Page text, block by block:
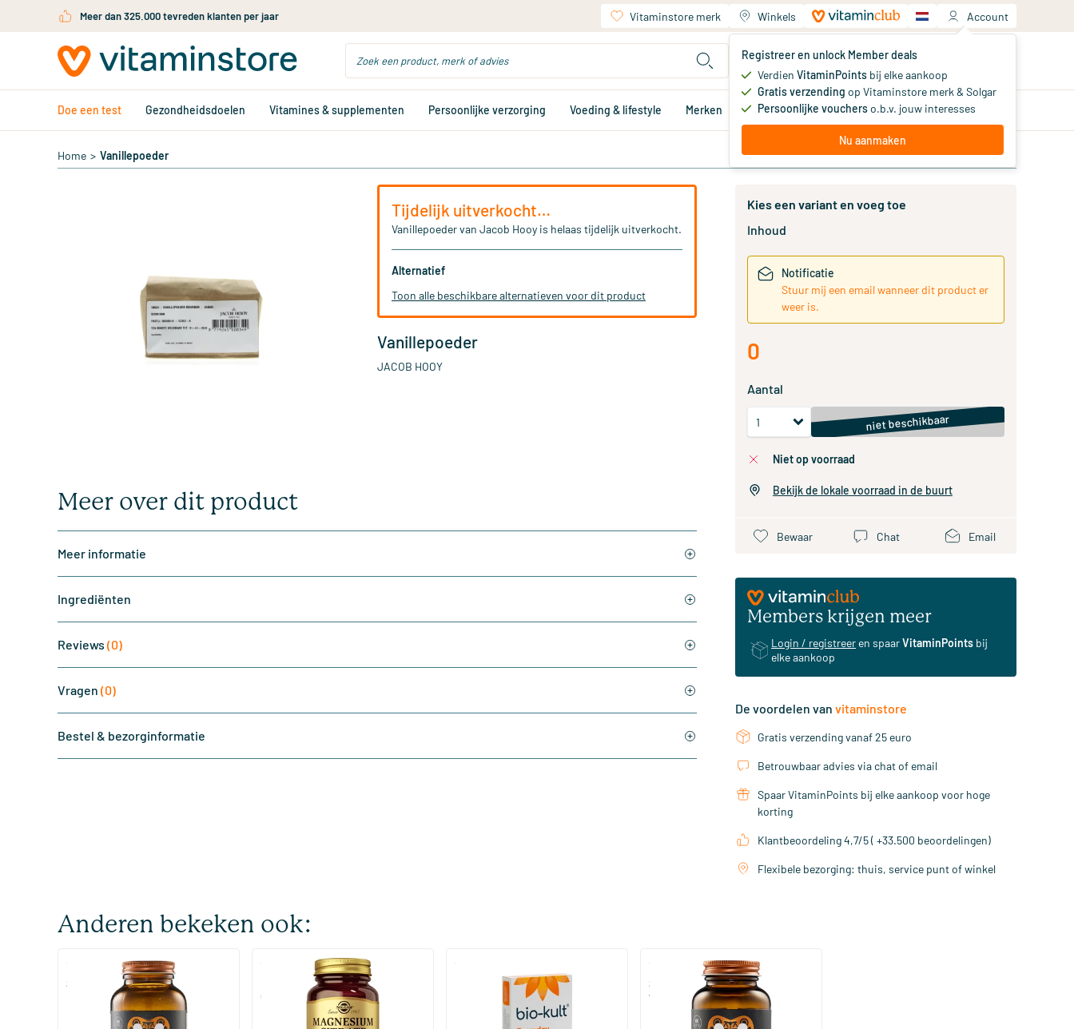
Ga naar de hoofdinhoudMeer dan 325.000 tevreden klanten per jaar Vitaminstore merk Winkels Account
Registreer en unlock Member deals
Verdien VitaminPoints bij elke aankoop
Gratis verzending op Vitaminstore merk & Solgar
Persoonlijke voucherso.b.v. jouw interesses
Nu aanmaken
Jouw winkelwagen
Je hebt nog geen producten
Doe een test Gezondheidsdoelen Vitamines & supplementen Persoonlijke verzorging Voeding & lifestyle Merken Aanbiedingen Memberdeals
Home > Vanillepoeder
Tijdelijk uitverkocht…
Vanillepoeder van Jacob Hooy is helaas tijdelijk uitverkocht.
Alternatief
Toon alle beschikbare alternatieven voor dit product
Vanillepoeder
JACOB HOOY
Meer over dit product
Meer informatie
Ingrediënten
Reviews (0)
Vragen (0)
Bestel & bezorginformatie
Kies een variant en voeg toe
Inhoud
Notificatie
Stuur mij een email wanneer dit product er
weer is.
0
Aantal
niet beschikbaar
niet op voorraad
Bekijk de lokale voorraad in de buurt
Bewaar Chat Email
Members krijgen meer
Login / registreer en spaarVitaminPoints bij
elke aankoop
De voordelen van vitaminstore
Gratis verzending vanaf 25 euro
Betrouwbaar advies via chat of email
Spaar VitaminPoints bij elke aankoop voor hoge
korting
Klantbeoordeling 4,7/5 ( +33.500 beoordelingen)
Flexibele bezorging: thuis, service punt of winkel
Anderen bekeken ook:
(510)
Super Magnesium
60/​120 tabletten
(287)
Magnesium Citrate (Magnesium
Citraat)
60/​120 tabletten
Bio-Kult Probiotica
30/​60/​120 capsules
(158)
Super D3 Extra Sterk 75 mcg
vitamine D
60/​120 softgels